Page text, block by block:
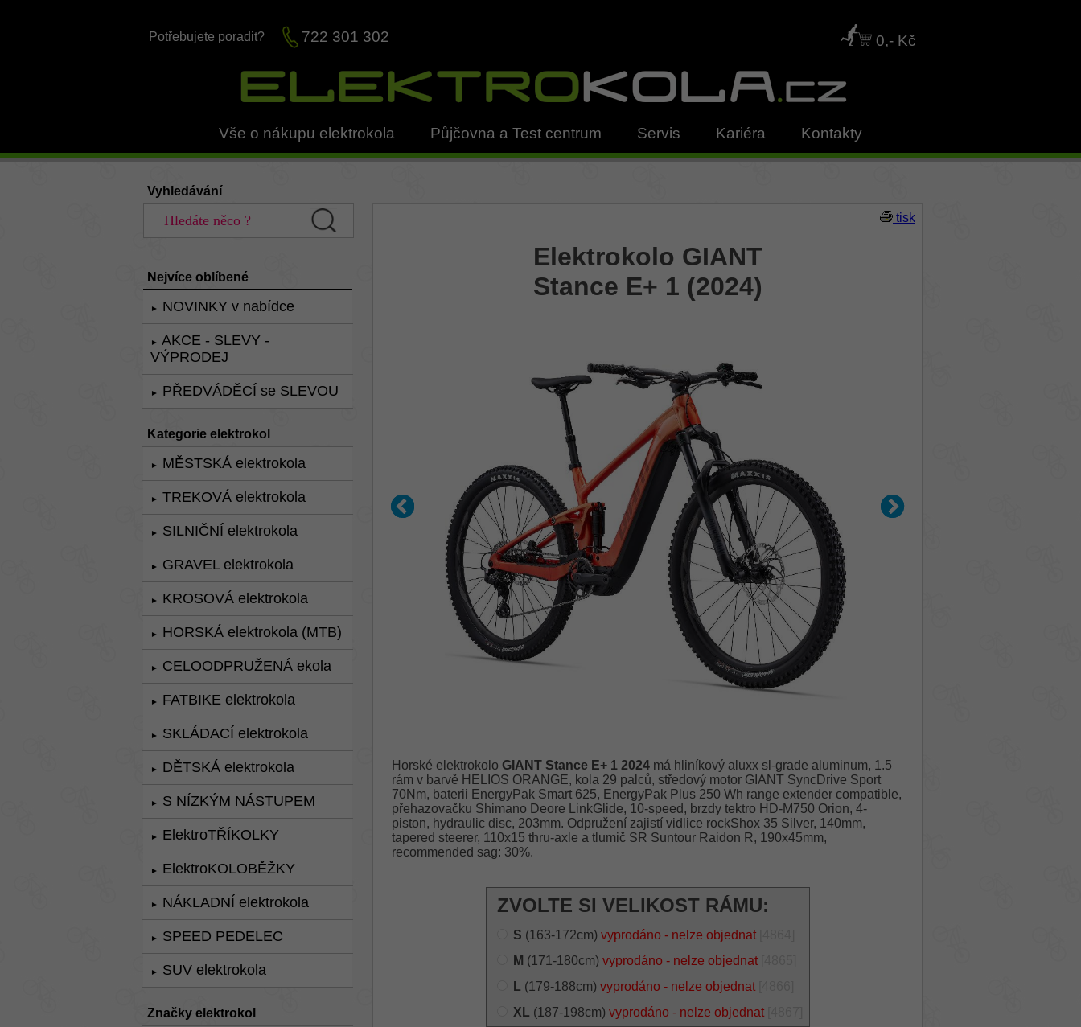
Potřebujete poradit? 722 301 302 0,- Kč
Vše o nákupu elektrokola Půjčovna a Test centrum Servis Kariéra Kontakty
Vyhledávání
Nejvíce oblíbené
► NOVINKY v nabídce
►
AKCE - SLEVY -
VÝPRODEJ
► PŘEDVÁDĚCÍ se SLEVOU
Kategorie elektrokol
► MĚSTSKÁ elektrokola
► TREKOVÁ elektrokola
► SILNIČNÍ elektrokola
► GRAVEL elektrokola
► KROSOVÁ elektrokola
► HORSKÁ elektrokola (MTB)
► CELOODPRUŽENÁ ekola
► FATBIKE elektrokola
► SKLÁDACÍ elektrokola
► DĚTSKÁ elektrokola
► S NÍZKÝM NÁSTUPEM
► ElektroTŘÍKOLKY
► ElektroKOLOBĚŽKY
► NÁKLADNÍ elektrokola
► SPEED PEDELEC
► SUV elektrokola
Značky elektrokol
tisk
Elektrokolo GIANT
Stance E+ 1 (2024)
Horské elektrokolo GIANT Stance E+ 1 2024má hliníkový aluxx sl-grade aluminum, 1.5
rám v barvě HELIOS ORANGE, kola 29 palců, středový motor GIANT SyncDrive Sport
70Nm, baterii EnergyPak Smart 625, EnergyPak Plus 250 Wh range extender compatible,
přehazovačku Shimano Deore LinkGlide, 10-speed, brzdy tektro HD-M750 Orion, 4-
piston, hydraulic disc, 203mm. Odpružení zajistí vidlice rockShox 35 Silver, 140mm,
tapered steerer, 110x15 thru-axle a tlumič SR Suntour Raidon R, 190x45mm,
recommended sag: 30%.
ZVOLTE SI VELIKOST RÁMU:
S (163-172cm) vyprodáno - nelze objednat
M (171-180cm) vyprodáno - nelze objednat
L (179-188cm) vyprodáno - nelze objednat
XL (187-198cm) vyprodáno - nelze objednat